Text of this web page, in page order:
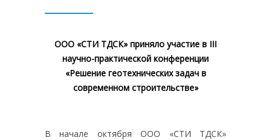
ООО «СТИ ТДСК» приняло участие в III
научно-практической конференции
«Решение геотехнических задач в
современном строительстве»
В начале октября ООО «СТИ ТДСК»